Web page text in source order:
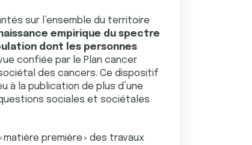
sur l’ensemble du territoire
empirique du spectre
dont les personnes
confiée par le Plan cancer
des cancers. Ce dispositif
à la publication de plus d’une
sociales et sociétales
première » des travaux